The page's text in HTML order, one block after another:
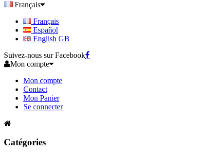
Français
Français
Español
English GB
Suivez-nous sur Facebook
Mon compte
Mon compte
Contact
Mon Panier
Se connecter
Catégories